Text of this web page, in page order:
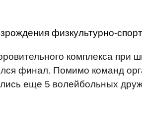
физкультурно-
комплекса при
финал. Помимо команд
еще 5 волейбольных